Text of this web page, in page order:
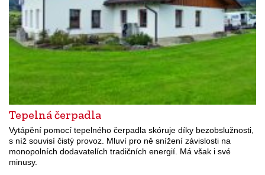
Tepelná čerpadla
Vytápění pomocí tepelného čerpadla skóruje díky bezobslužnosti,
s níž souvisí čistý provoz. Mluví pro ně snížení závislosti na
monopolních dodavatelích tradičních energií. Má však i své
minusy.